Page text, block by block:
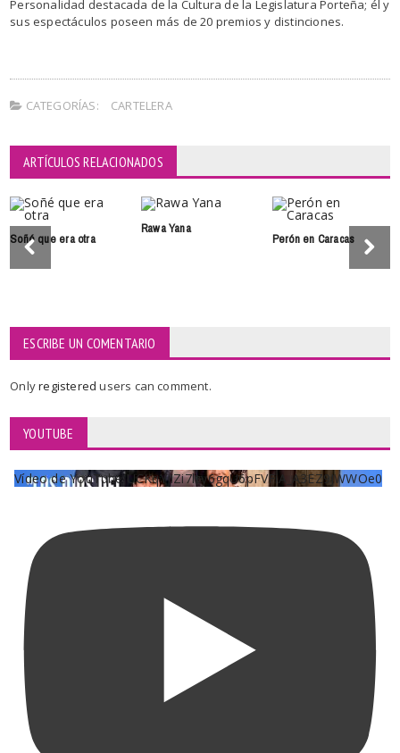
Personalidad destacada de la Cultura de la Legislatura Porteña; él y
sus espectáculos poseen más de 20 premios y distinciones.
CATEGORÍAS: CARTELERA
ARTÍCULOS RELACIONADOS
Soñé que era otra
Rawa Yana
Perón en Caracas
ESCRIBE UN COMENTARIO
Onlyregisteredusers can comment.
YOUTUBE
Vídeo de YouTube UCKqYjiZi7lzy6gqU6pFVFiA_A3EZ9JWWOe0